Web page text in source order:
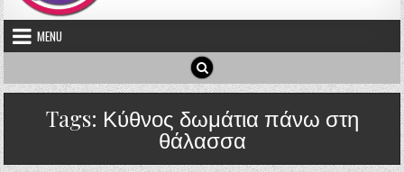
MENU
Tags: Κύθνος δωμάτια πάνω στη
θάλασσα